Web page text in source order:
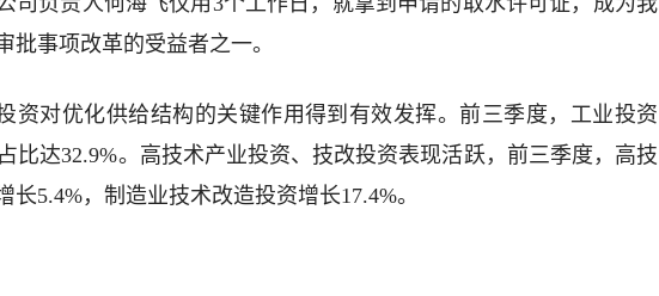
批事项改革的受益者之一。
资对优化供给结构的关键作用得到有效发挥。前三季度，工业投资
比达32.9%。高技术产业投资、技改投资表现活跃，前三季度，高技
长5.4%，制造业技术改造投资增长17.4%。